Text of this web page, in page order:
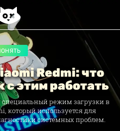
Redmi: что
с этим работать
специальный режим загрузки в
который используется для
системных проблем.